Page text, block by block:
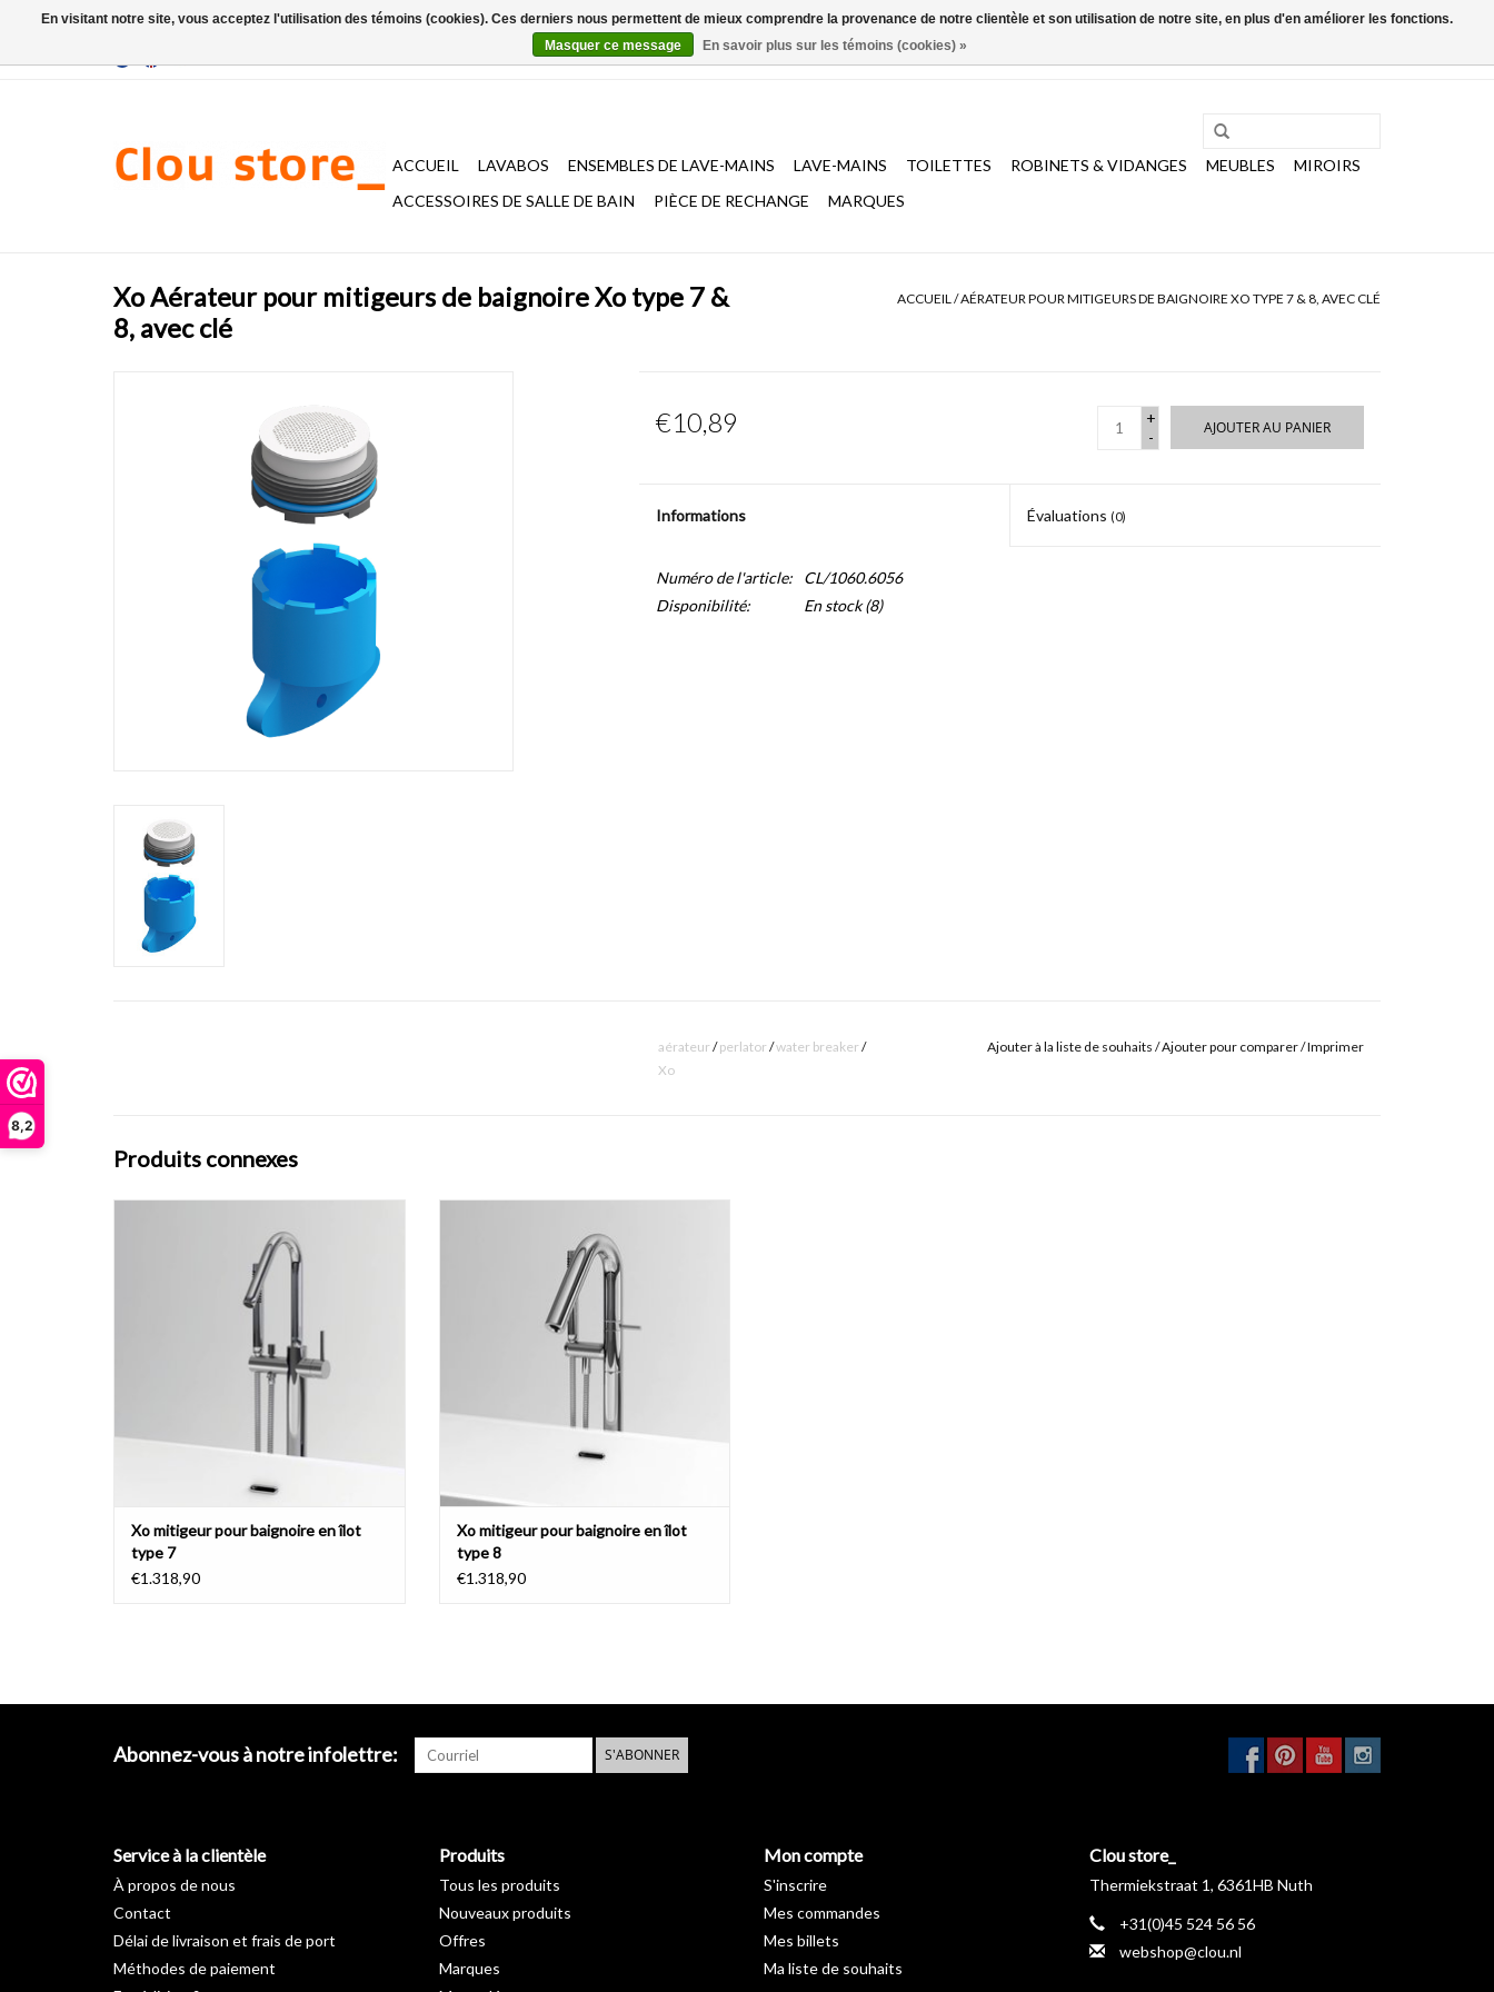
8,2
ACCUEIL LAVABOS ENSEMBLES DE LAVE-MAINS LAVE-MAINS TOILETTES ROBINETS & VIDANGES MEUBLES
MIROIRS
ACCESSOIRES DE SALLE DE BAIN
PIÈCE DE RECHANGE MARQUES
Xo Aérateur pour mitigeurs de baignoire Xo type 7 &
8, avec clé
ACCUEIL/AÉRATEUR POUR MITIGEURS DE BAIGNOIRE XO TYPE 7 & 8, AVEC CLÉ
€10,89
+
-
AJOUTER AU PANIER
Informations Évaluations (0)
Numéro de l'article:
CL/1060.6056
Disponibilité:
En stock(8)
aérateur /perlator /water breaker /
Xo
Ajouter à la liste de souhaits /Ajouter pour comparer/Imprimer
Produits connexes
avec bec amovible, chrome.
AJOUTER AU PANIER
Xo mitigeur pour baignoire en îlot
type 7
€1.318,90
avec bec amovible, chrome.
AJOUTER AU PANIER
Xo mitigeur pour baignoire en îlot
type 8
€1.318,90
Abonnez-vous à notre infolettre: S'ABONNER
Service à la clientèle
À propos de nous
Contact
Délai de livraison et frais de port
Méthodes de paiement
Produits
Tous les produits
Nouveaux produits
Offres
Marques
Mon compte
S'inscrire
Mes commandes
Mes billets
Ma liste de souhaits
Clou store_
Thermiekstraat 1, 6361HB Nuth
+31(0)45 524 56 56
webshop@clou.nl
En visitant notre site, vous acceptez l'utilisation des témoins (cookies). Ces derniers nous permettent de mieux comprendre la provenance de notre clientèle et son utilisation de notre site, en plus d'en améliorer les fonctions.
Masquer ce message
En savoir plus sur les témoins (cookies) »